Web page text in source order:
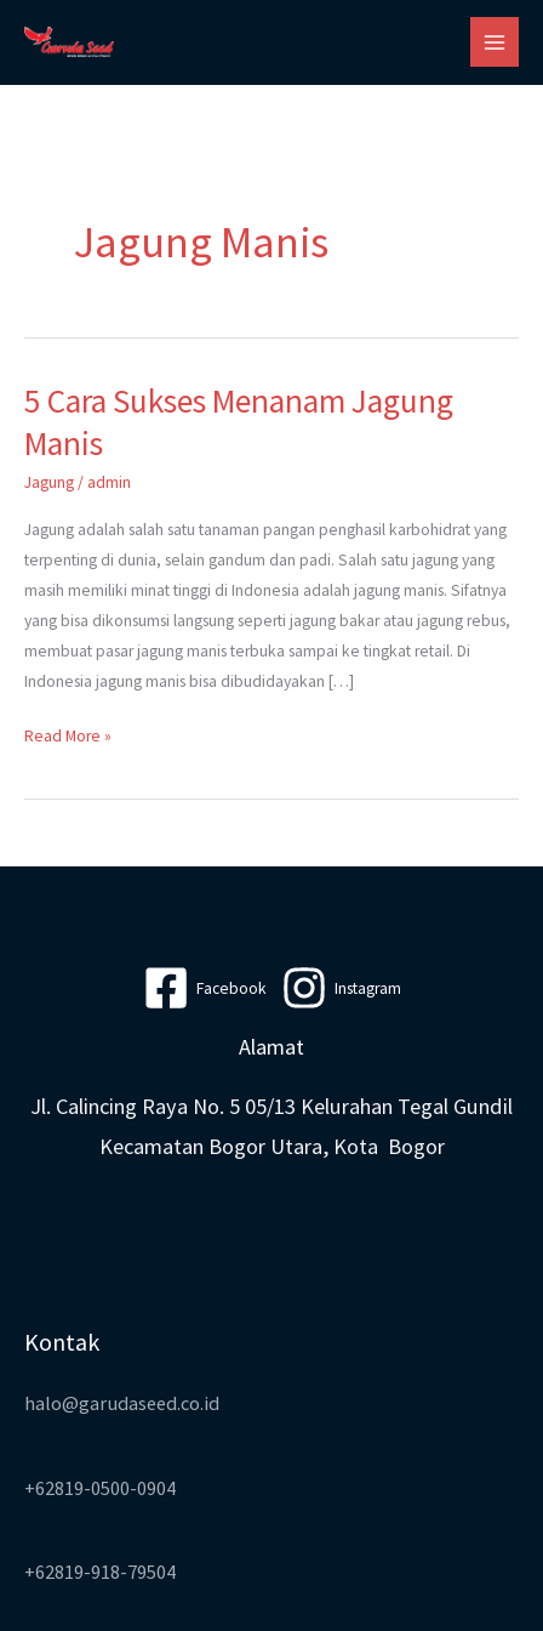
Jagung Manis
5 Cara Sukses Menanam Jagung
Manis
Jagung/ admin
Jagung adalah salah satu tanaman pangan penghasil karbohidrat yang
terpenting di dunia, selain gandum dan padi. Salah satu jagung yang
masih memiliki minat tinggi di Indonesia adalah jagung manis. Sifatnya
yang bisa dikonsumsi langsung seperti jagung bakar atau jagung rebus,
membuat pasar jagung manis terbuka sampai ke tingkat retail. Di
Indonesia jagung manis bisa dibudidayakan […]
5
Sukses
Menanam
Manis
Read More »
Facebook Instagram
Alamat
Jl. Calincing Raya No. 5 05/13 Kelurahan Tegal Gundil
Kecamatan Bogor Utara, Kota Bogor
Kontak
halo@garudaseed.co.id
+62819-0500-0904
+62819-918-79504